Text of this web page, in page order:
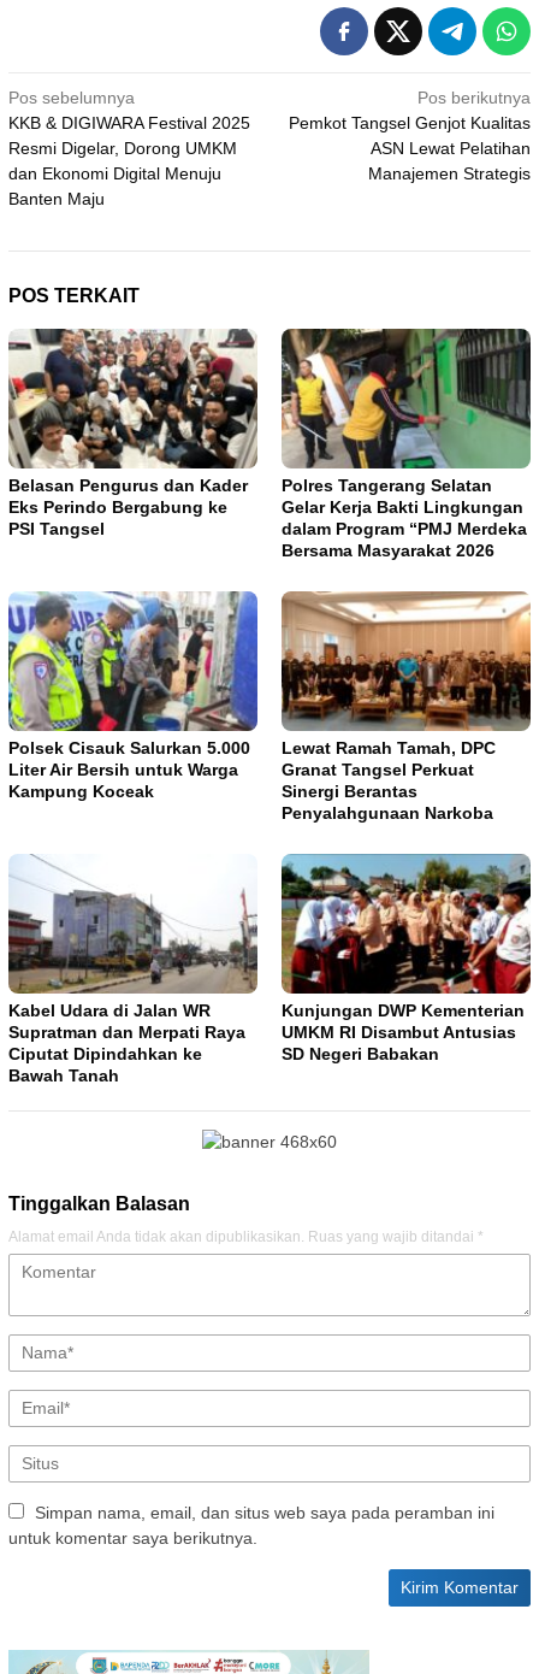
Navigasi
pos
Pos sebelumnya
KKB & DIGIWARA Festival 2025
Resmi Digelar, Dorong UMKM
dan Ekonomi Digital Menuju
Banten Maju
Pos berikutnya
Pemkot Tangsel Genjot Kualitas
ASN Lewat Pelatihan
Manajemen Strategis
POS TERKAIT
Belasan Pengurus dan Kader
Eks Perindo Bergabung ke
PSI Tangsel
Polres Tangerang Selatan
Gelar Kerja Bakti Lingkungan
dalam Program “PMJ Merdeka
Bersama Masyarakat 2026
Polsek Cisauk Salurkan 5.000
Liter Air Bersih untuk Warga
Kampung Koceak
Lewat Ramah Tamah, DPC
Granat Tangsel Perkuat
Sinergi Berantas
Penyalahgunaan Narkoba
Kabel Udara di Jalan WR
Supratman dan Merpati Raya
Ciputat Dipindahkan ke
Bawah Tanah
Kunjungan DWP Kementerian
UMKM RI Disambut Antusias
SD Negeri Babakan
Tinggalkan Balasan
Alamat email Anda tidak akan dipublikasikan. Ruas yang wajib ditandai *
Simpan nama, email, dan situs web saya pada peramban ini
untuk komentar saya berikutnya.